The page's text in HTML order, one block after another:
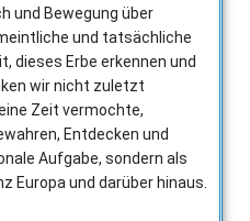
und Bewegung über
und tatsächliche
dieses Erbe erkennen und
wir nicht zuletzt
Zeit vermochte,
Entdecken und
Aufgabe, sondern als
Europa und darüber hinaus.